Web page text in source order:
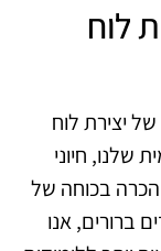
לוח
יצירת לוח
חיוני
בכוחה של
ברורים, אנו